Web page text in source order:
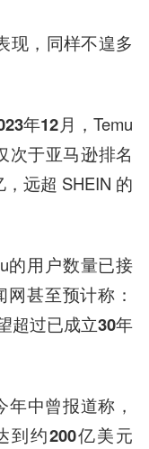
现，同样不遑多
年12月 ，Temu
次于亚马逊排名
，远超 SHEIN 的
的用户数量已接
甚至预计称：
超过已成立30年
年中曾报道称，
到约200亿美元